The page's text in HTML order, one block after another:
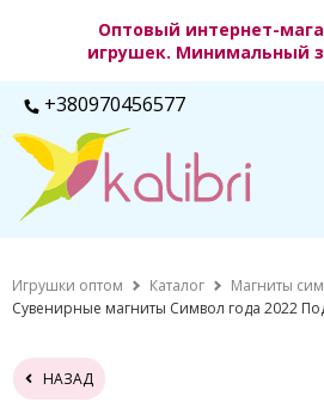
Оптовый интернет-
игрушек. Минимальный
+380970456577
Игрушки оптом Каталог
Магниты
Сувенирные магниты Символ года 2022
НАЗАД